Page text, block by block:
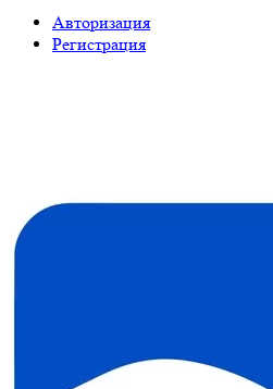
Авторизация
Регистрация